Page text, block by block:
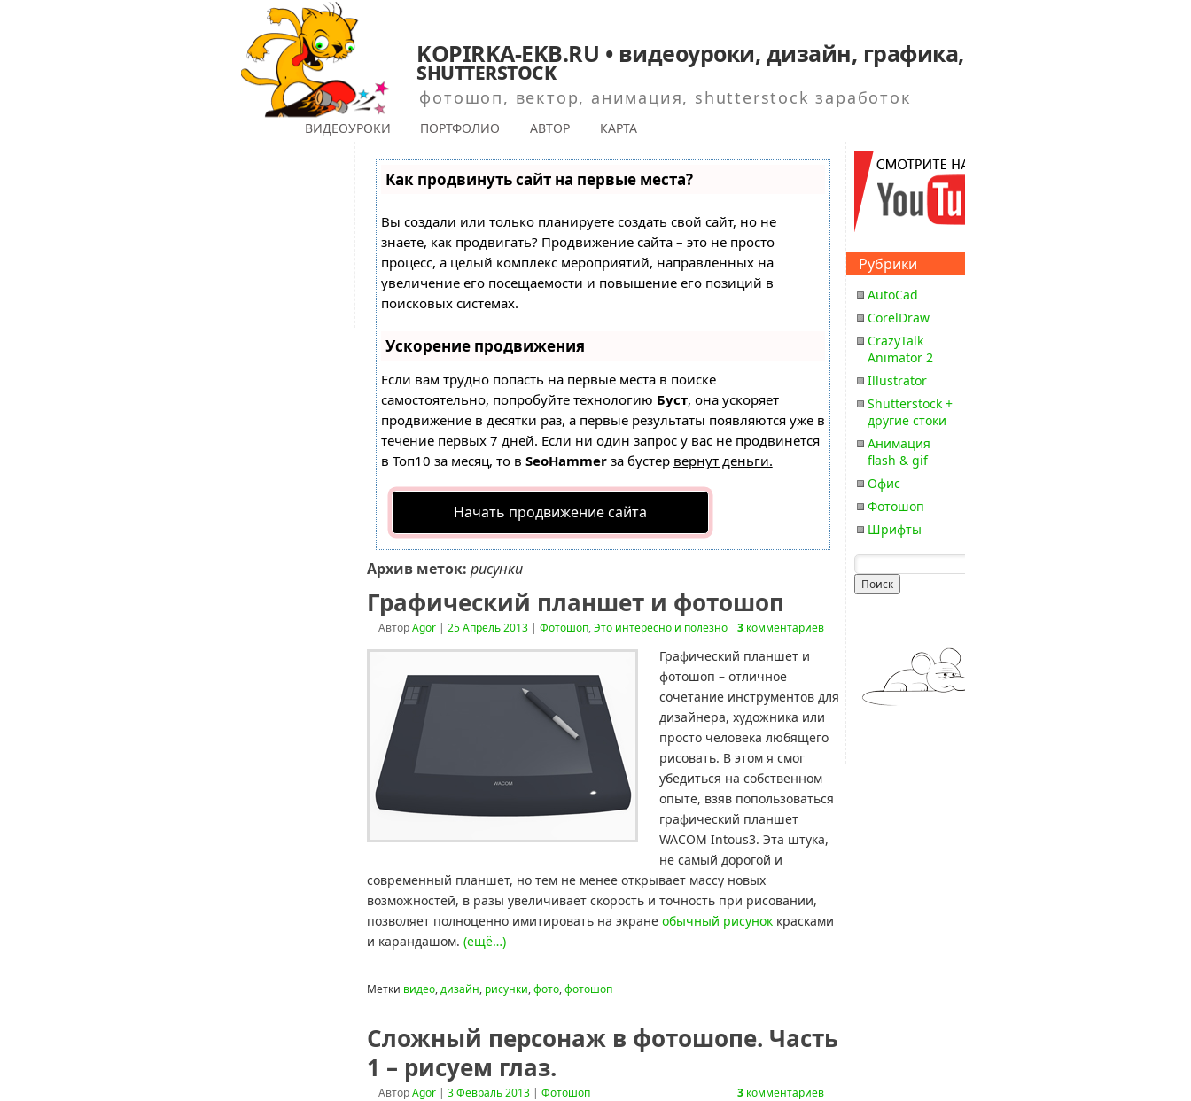
KOPIRKA-EKB.RU • видеоуроки, дизайн, графика,
shutterstock
фотошоп, вектор, анимация, shutterstock заработок
ВИДЕОУРОКИ ПОРТФОЛИО АВТОР КАРТА
Как продвинуть сайт на первые места?
Вы создали или только планируете создать свой сайт, но не
знаете, как продвигать? Продвижение сайта – это не просто
процесс, а целый комплекс мероприятий, направленных на
увеличение его посещаемости и повышение его позиций в
поисковых системах.
Ускорение продвижения
Если вам трудно попасть на первые места в поиске
самостоятельно, попробуйте технологию Буст, она ускоряет
продвижение в десятки раз, а первые результаты появляются уже в
течение первых 7 дней. Если ни один запрос у вас не продвинется
в Топ10 за месяц, то в SeoHammerза бустер вернут деньги.
Начать продвижение сайта
Архив меток: рисунки
Графический планшет и фотошоп
АвторAgor | 25 Апрель 2013 | Фотошоп,Это интересно и полезно 3комментариев
Графический планшет и
фотошоп – отличное
сочетание инструментов для
дизайнера, художника или
просто человека любящего
рисовать. В этом я смог
убедиться на собственном
опыте, взяв попользоваться
графический планшет
WACOM Intous3. Эта штука,
не самый дорогой и
современный планшет, но тем не менее открывает массу новых
возможностей, в разы увеличивает скорость и точность при рисовании,
позволяет полноценно имитировать на экране обычный рисуноккрасками
и карандашом. (ещё…)
Метки видео,дизайн, рисунки,фото,фотошоп
Сложный персонаж в фотошопе. Часть
1 – рисуем глаз.
АвторAgor | 3 Февраль 2013 | Фотошоп 3комментариев
Рубрики
AutoCad
CorelDraw
CrazyTalk
Animator 2
Illustrator
Shutterstock +
другие стоки
Анимация
flash & gif
Офис
Фотошоп
Шрифты